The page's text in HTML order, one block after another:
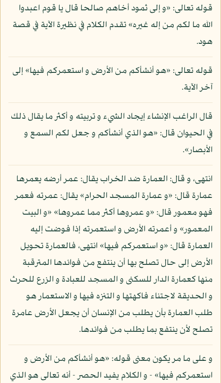
قوله تعالى: «و إلى ثمود أخاهم صالحا قال يا قوم اعبدوا
الله ما لكم من إله غيره» تقدم الكلام في نظيرة الآية في قصة
هود.
قوله تعالى: «هو أنشأكم من الأرض و استعمركم فيها» إلى
آخر الآية.
قال الراغب الإنشاء إيجاد الشيء و تربيته و أكثر ما يقال ذلك
في الحيوان قال: «هو الذي أنشأكم و جعل لكم السمع و
الأبصار».
انتهى، و قال: العمارة ضد الخراب يقال: عمر أرضه يعمرها
عمارة قال: «و عمارة المسجد الحرام» يقال: عمرته فعمر
فهو معمور قال: «و عمروها أكثر مما عمروها» «و البيت
المعمور» و أعمرته الأرض و استعمرته إذا فوضت إليه
العمارة قال: «و استعمركم فيها» انتهى، فالعمارة تحويل
الأرض إلى حال تصلح بها أن ينتفع من فوائدها المترقبة
منها كعمارة الدار للسكنى و المسجد للعبادة و الزرع للحرث
و الحديقة لاجتناء فاكهتها و التنزه فيها و الاستعمار هو
طلب العمارة بأن يطلب من الإنسان أن يجعل الأرض عامرة
تصلح لأن ينتفع بما يطلب من فوائدها.
و على ما مر يكون معنى قوله: «هو أنشأكم من الأرض و
استعمركم فيها» - و الكلام يفيد الحصر - أنه تعالى هو الذي